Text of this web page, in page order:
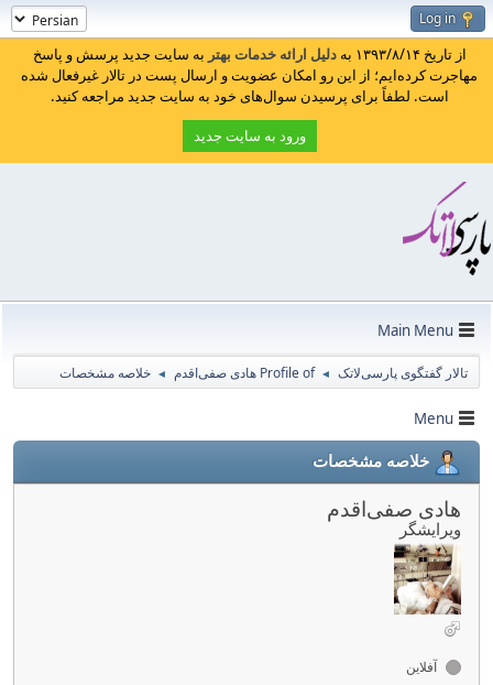
Log in
از تاریخ ۱۳۹۳/۸/۱۴ به دلیل ارائه خدمات بهتر به سایت جدید پرسش و پاسخ
مهاجرت کرده‌ایم؛ از این رو امکان عضویت و ارسال پست در تالار غیرفعال شده
است. لطفاً برای پرسیدن سوال‌های خود به سایت جدید مراجعه کنید.
ورود به سایت جدید
Main Menu
تالار گفتگوی پارسی‌لاتک ◄ Profile of هادی صفی‌اقدم ◄ خلاصه مشخصات
Menu
خلاصه مشخصات
هادی صفی‌اقدم
ویرایشگر
آفلاین